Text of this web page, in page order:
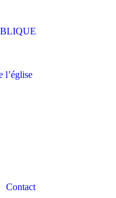
l’église
Contact